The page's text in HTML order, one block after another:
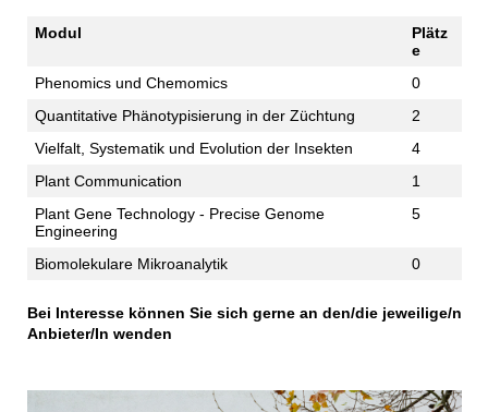
Modul
Plätz
e
Phenomics und Chemomics
0
Quantitative Phänotypisierung in der Züchtung
2
Vielfalt, Systematik und Evolution der Insekten
4
Plant Communication
1
Plant Gene Technology - Precise Genome
Engineering
5
Biomolekulare Mikroanalytik 0
Bei Interesse können Sie sich gerne an den/die jeweilige/n
Anbieter/In wenden